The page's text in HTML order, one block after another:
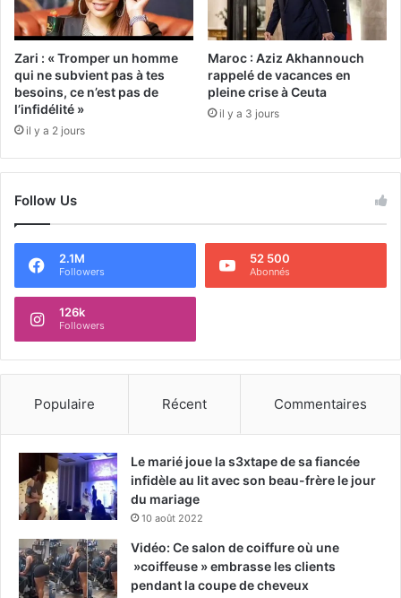
Zari : « Tromper un homme
qui ne subvient pas à tes
besoins, ce n’est pas de
l’infidélité »
il y a 2 jours
Maroc : Aziz Akhannouch
rappelé de vacances en
pleine crise à Ceuta
il y a 3 jours
Follow Us
2.1M
Followers
52 500
Abonnés
126k
Followers
Populaire Récent Commentaires
Le marié joue la s3xtape de sa fiancée
infidèle au lit avec son beau-frère le jour
du mariage
10 août 2022
Vidéo: Ce salon de coiffure où une
»coiffeuse » embrasse les clients
pendant la coupe de cheveux